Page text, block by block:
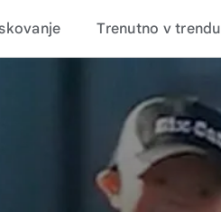
Trenutno v trendu